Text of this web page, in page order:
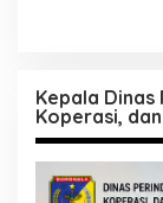
Kepala
Koperasi,